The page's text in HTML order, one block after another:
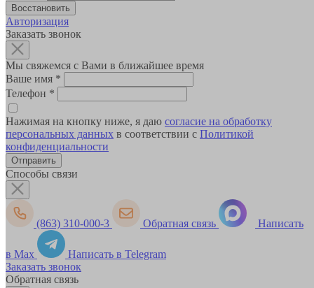
Авторизация
Заказать звонок
Мы свяжемся с Вами в ближайшее время
Ваше имя *
Телефон *
Нажимая на кнопку ниже, я даю согласие на обработку
персональных данных в соответствии с Политикой
конфиденциальности
Способы связи
(863) 310-000-3 Обратная связь Написать
в Max
Написать в Telegram
Заказать звонок
Обратная связь